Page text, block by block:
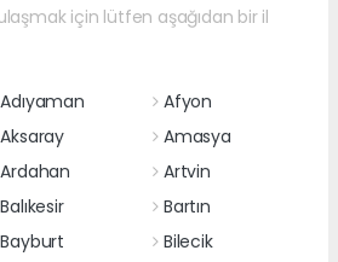
için lütfen aşağıdan bir il
Adıyaman
Afyon
Aksaray
Amasya
Ardahan
Artvin
Balıkesir
Bartın
Bayburt
Bilecik